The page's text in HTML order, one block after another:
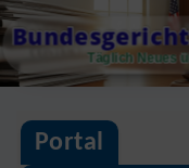
Skip
to
content
Täglich Neues
Portal